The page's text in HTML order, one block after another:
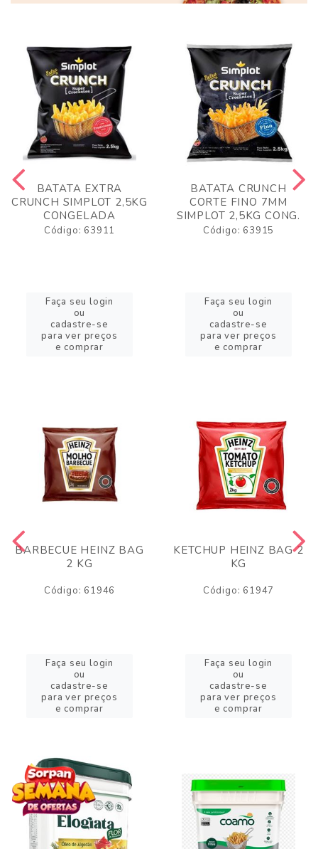
BATATA EXTRA
CRUNCH SIMPLOT 2,5KG
CONGELADA
Código: 63911
Faça seu login
ou
cadastre-se
para ver preços
e comprar
BATATA CRUNCH
CORTE FINO 7MM
SIMPLOT 2,5KG CONG.
Código: 63915
Faça seu login
ou
cadastre-se
para ver preços
e comprar
BARBECUE HEINZ BAG
2 KG
Código: 61946
Faça seu login
ou
cadastre-se
para ver preços
e comprar
KETCHUP HEINZ BAG 2
KG
Código: 61947
Faça seu login
ou
cadastre-se
para ver preços
e comprar